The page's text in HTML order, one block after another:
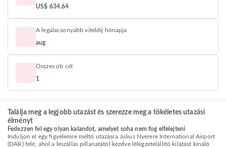
US$ 634.64
A legalacsonyabb viteldíj hónapja
aug
Összes úti cél
1
Találja meg a legjobb utazást és szerezze meg a tökéletes utazási
élményt
Fedezzen fel egy olyan kalandot, amelyet soha nem fog elfelejteni
Induljon el egy figyelemre méltó utazásra Julius Nyerere International Airport
(DAR) felé, ahol a leszállás pillanatától kezdve lélegzetelállító kilátást kínáló